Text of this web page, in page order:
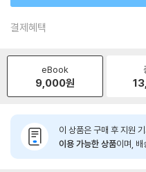
결제혜택
eBook
9,000원
이 상품은 구매 후 지원
이용 가능한 상품이며, 배